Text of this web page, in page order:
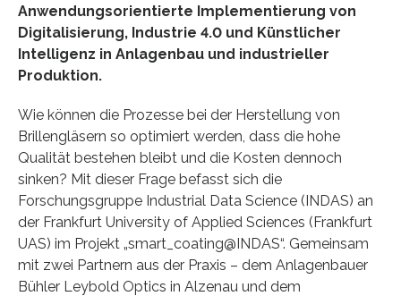
Anwendungsorientierte Implementierung von
Digitalisierung, Industrie 4.0 und Künstlicher
Intelligenz in Anlagenbau und industrieller
Produktion.
Wie können die Prozesse bei der Herstellung von
Brillengläsern so optimiert werden, dass die hohe
Qualität bestehen bleibt und die Kosten dennoch
sinken? Mit dieser Frage befasst sich die
Forschungsgruppe Industrial Data Science (INDAS) an
der Frankfurt University of Applied Sciences (Frankfurt
UAS) im Projekt „smart_coating@INDAS“. Gemeinsam
mit zwei Partnern aus der Praxis – dem Anlagenbauer
Bühler Leybold Optics in Alzenau und dem